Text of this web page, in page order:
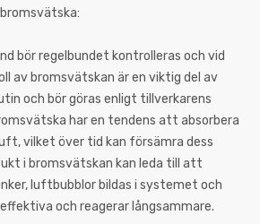
bör regelbundet kontrolleras och vid
av bromsvätskan är en viktig del av
och bör göras enligt tillverkarens
har en tendens att absorbera
vilket över tid kan försämra dess
i bromsvätskan kan leda till att
luftbubblor bildas i systemet och
och reagerar långsammare.